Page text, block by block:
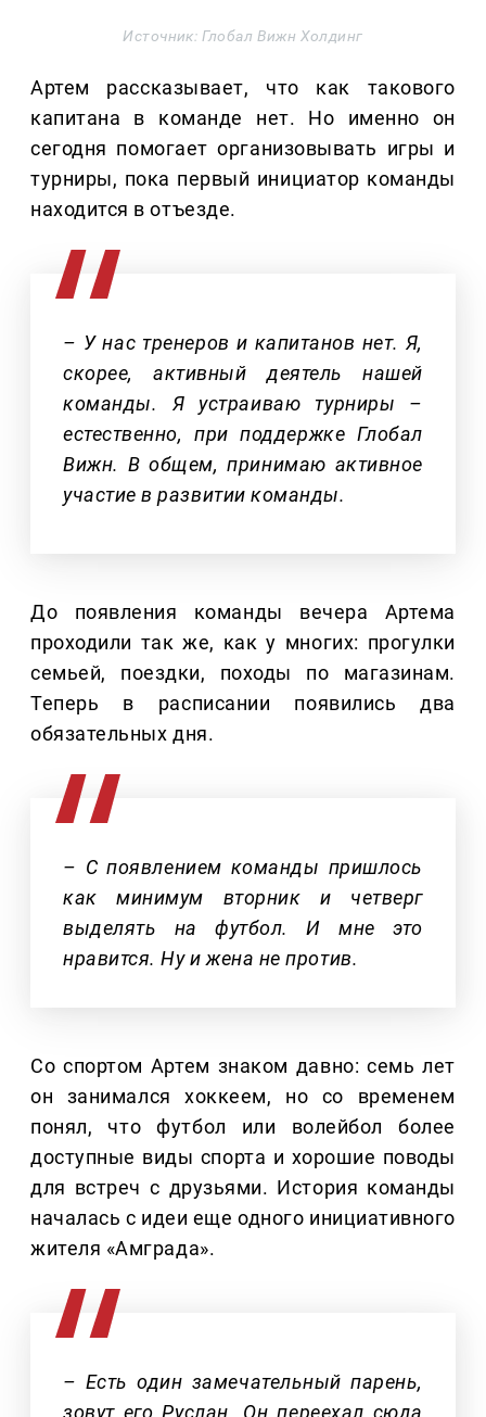
Источник: Глобал Вижн Холдинг
Артем рассказывает, что как такового
капитана в команде нет. Но именно он
сегодня помогает организовывать игры и
турниры, пока первый инициатор команды
находится в отъезде.
– У нас тренеров и капитанов нет. Я,
скорее, активный деятель нашей
команды. Я устраиваю турниры –
естественно, при поддержке Глобал
Вижн. В общем, принимаю активное
участие в развитии команды.
До появления команды вечера Артема
проходили так же, как у многих: прогулки
семьей, поездки, походы по магазинам.
Теперь в расписании появились два
обязательных дня.
– С появлением команды пришлось
как минимум вторник и четверг
выделять на футбол. И мне это
нравится. Ну и жена не против.
Со спортом Артем знаком давно: семь лет
он занимался хоккеем, но со временем
понял, что футбол или волейбол более
доступные виды спорта и хорошие поводы
для встреч с друзьями. История команды
началась с идеи еще одного инициативного
жителя «Амграда».
– Есть один замечательный парень,
зовут его Руслан. Он переехал сюда